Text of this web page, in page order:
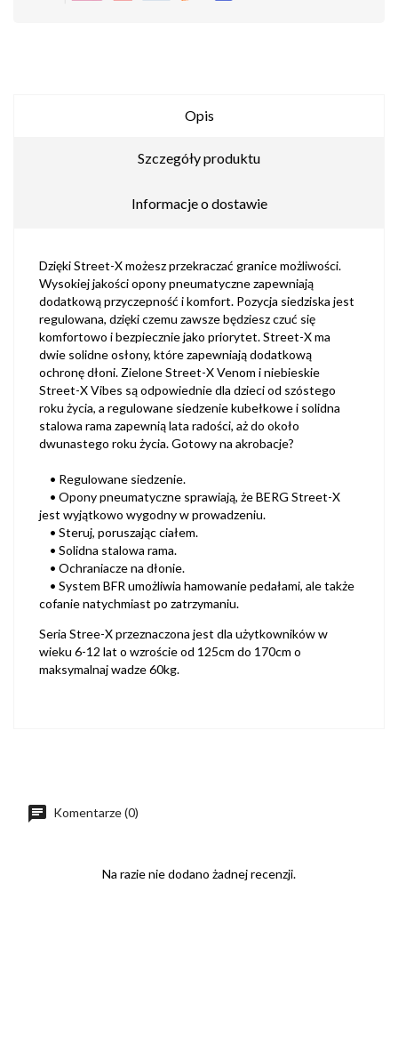
Opis
Szczegóły produktu
Informacje o dostawie
Dzięki Street-X możesz przekraczać granice możliwości.
Wysokiej jakości opony pneumatyczne zapewniają
dodatkową przyczepność i komfort. Pozycja siedziska jest
regulowana, dzięki czemu zawsze będziesz czuć się
komfortowo i bezpiecznie jako priorytet. Street-X ma
dwie solidne osłony, które zapewniają dodatkową
ochronę dłoni. Zielone Street-X Venom i niebieskie
Street-X Vibes są odpowiednie dla dzieci od szóstego
roku życia, a regulowane siedzenie kubełkowe i solidna
stalowa rama zapewnią lata radości, aż do około
dwunastego roku życia. Gotowy na akrobacje?
• Regulowane siedzenie.
• Opony pneumatyczne sprawiają, że BERG Street-X
jest wyjątkowo wygodny w prowadzeniu.
• Steruj, poruszając ciałem.
• Solidna stalowa rama.
• Ochraniacze na dłonie.
• System BFR umożliwia hamowanie pedałami, ale także
cofanie natychmiast po zatrzymaniu.
Seria Stree-X przeznaczona jest dla użytkowników w
wieku 6-12 lat o wzroście od 125cm do 170cm o
maksymalnaj wadze 60kg.
Komentarze (0)
Na razie nie dodano żadnej recenzji.